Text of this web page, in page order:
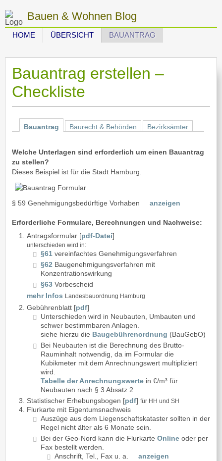
Bauen & Wohnen Blog
HOME ÜBERSICHT BAUANTRAG
Bauantrag erstellen –
Checkliste
Bauantrag Baurecht & Behörden Bezirksämter
Welche Unterlagen sind erforderlich um einen Bauantrag
zu stellen?
Dieses Beispiel ist für die Stadt Hamburg.
§ 59 Genehmigungsbedürftige Vorhaben anzeigen
Erforderliche Formulare, Berechnungen und Nachweise:
Antragsformular [pdf-Datei]
unterschieden wird in:
§61vereinfachtes Genehmigungsverfahren
§62Baugenehmigungsverfahren mit
Konzentrationswirkung
§63Vorbescheid
mehr Infos Landesbauordnung Hamburg
Gebührenblatt [pdf]
Unterschieden wird in Neubauten, Umbauten und
schwer bestimmbaren Anlagen.
siehe hierzu die Baugebührenordnung (BauGebO)
Bei Neubauten ist die Berechnung des Brutto-
Rauminhalt notwendig, da im Formular die
Kubikmeter mit dem Anrechnungswert multipliziert
wird.
Tabelle der Anrechnungswertein €/m³ für
Neubauten nach § 3 Absatz 2
Statistischer Erhebungsbogen [pdf] für HH und SH
Flurkarte mit Eigentumsnachweis
Auszüge aus dem Liegenschaftskataster sollten in der
Regel nicht älter als 6 Monate sein.
Bei der Geo-Nord kann die Flurkarte Onlineoder per
Fax bestellt werden.
Anschrift, Tel., Fax u. a.
anzeigen